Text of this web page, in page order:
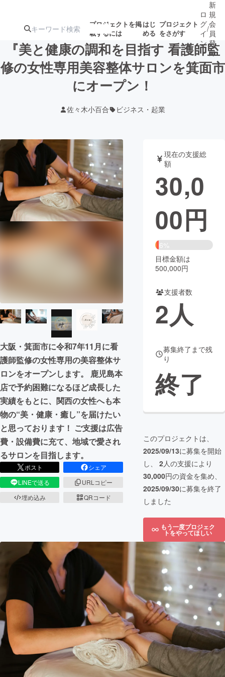
プロジェクトを掲
載するには
はじ
める
プロジェクト
をさがす
注目の新着プロ募集終了が近いプ
テクノロジー・ガジェット
映像・映画 書籍・雑誌
ビジネス・起業 チャレンジ
まちづくり・地域活性化
CAMPFIRE Creation
コミュニティ
ロ
グ
イ
ン
/
新
規
会
員
登
録
『美と健康の調和を目指す 看護師監
修の女性専用美容整体サロンを箕面市
にオープン！
佐々木小百合 ビジネス・起業
大阪・箕面市に令和7年11月に看
護師監修の女性専用の美容整体サ
ロンをオープンします。 鹿児島本
店で予約困難になるほど成長した
実績をもとに、関西の女性へも本
物の“美・健康・癒し”を届けたい
と思っております！ ご支援は広告
費・設備費に充て、地域で愛され
るサロンを目指します。
ポスト
シェア
LINEで送る
URLコピー
埋め込み
QRコード
現在の支援総
額
30,0
00円
6%
目標金額は
500,000円
支援者数
2人
募集終了まで残
り
終了
このプロジェクトは、
2025/09/13に募集を開始
し、 2人の支援により
30,000円の資金を集め、
2025/09/30に募集を終了
しました
もう一度プロジェク
トをやってほしい